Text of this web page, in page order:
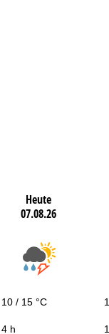
Heute
07.08.26
10 / 15 °C
4 h